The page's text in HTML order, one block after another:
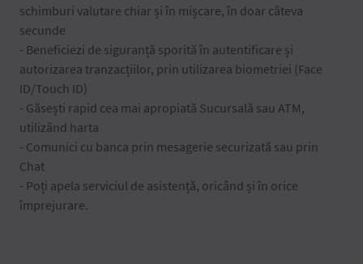
schimburi valutare chiar și în mișcare, în doar câteva
secunde
- Beneficiezi de siguranță sporită în autentificare și
autorizarea tranzacțiilor, prin utilizarea biometriei (Face
ID/Touch ID)
- Găsești rapid cea mai apropiată Sucursală sau ATM,
utilizând harta
- Comunici cu banca prin mesagerie securizată sau prin
Chat
- Poți apela serviciul de asistență, oricând și în orice
împrejurare.